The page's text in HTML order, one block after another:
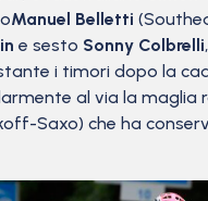
Manuel Belletti
e sesto Sonny Colbrelli
i timori dopo la
al via la maglia
Saxo) che ha